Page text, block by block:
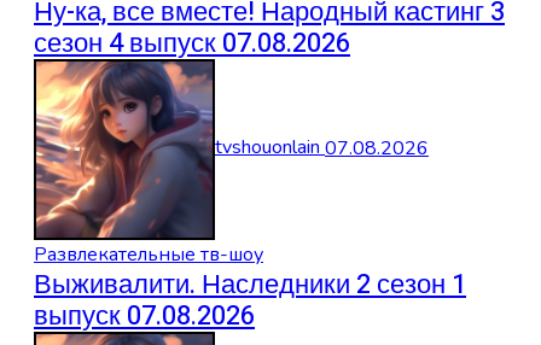
Ну-ка, все вместе! Народный кастинг 3
сезон 4 выпуск 07.08.2026
tvshouonlain07.08.2026
Развлекательные тв-шоу
Выживалити. Наследники 2 сезон 1
выпуск 07.08.2026